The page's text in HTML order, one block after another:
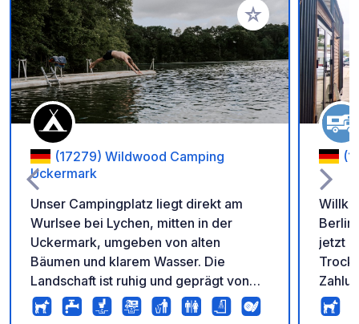
Zu Ihren Favoriten
(17279) Wildwood Camping
Uckermark
Unser Campingplatz liegt direkt am
Wurlsee bei Lychen, mitten in der
Uckermark, umgeben von alten
Bäumen und klarem Wasser. Die
Landschaft ist ruhig und geprägt von
Seen, Wäldern und offenen Flächen.
Vom Platz aus bist du direkt draußen:
Berlin! Update 01.08.2026: Wir
jetzt